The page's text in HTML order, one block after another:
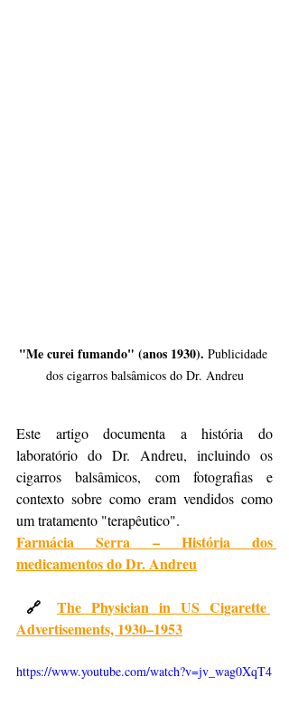
"Me curei fumando" (anos 1930). Publicidade
dos cigarros balsâmicos do Dr. Andreu
Este artigo documenta a história do
laboratório do Dr. Andreu, incluindo os
cigarros balsâmicos, com fotografias e
contexto sobre como eram vendidos como
um tratamento "terapêutico".
Farmácia Serra – História dos
medicamentos do Dr. Andreu
🔗 The Physician in US Cigarette
Advertisements, 1930–1953
https://www.youtube.com/watch?v=jv_wag0XqT4